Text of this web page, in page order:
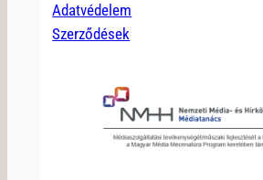
Adatvédelem
Szerződések